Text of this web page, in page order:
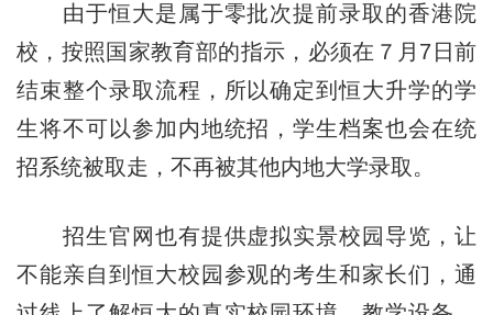
由于恒大是属于零批次提前录取的香港院
校，按照国家教育部的指示，必须在７月7日前
结束整个录取流程，所以确定到恒大升学的学
生将不可以参加内地统招，学生档案也会在统
招系统被取走，不再被其他内地大学录取。
招生官网也有提供虚拟实景校园导览，让
不能亲自到恒大校园参观的考生和家长们，通